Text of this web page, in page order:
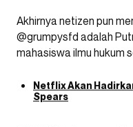
Akhirnya netizen pun
@grumpysfd adalah
mahasiswa ilmu hukum
Netflix Akan
Spears